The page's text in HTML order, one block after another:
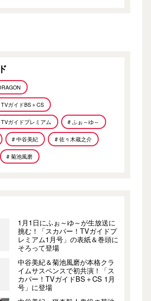
ガイドBS＋CS
ガイドプレミアム # ふぉ～ゆ～
# 中谷美紀 # 佐々木蔵之介
# 菊池風磨
1月1日にふぉ～ゆ～が生放送に
挑む！「スカパー！TVガイドプ
レミアム1月号」の表紙＆巻頭に
そろって登場
中谷美紀＆菊池風磨が本格クラ
イムサスペンスで初共演！「ス
カパー！TVガイドBS＋CS 1月
号」に登場